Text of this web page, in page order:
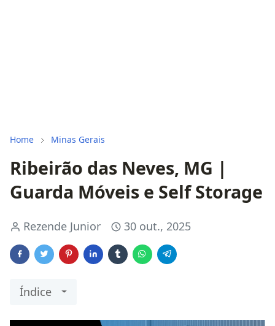
Home Minas Gerais
Ribeirão das Neves, MG |
Guarda Móveis e Self Storage
Rezende Junior 30 out., 2025
Índice